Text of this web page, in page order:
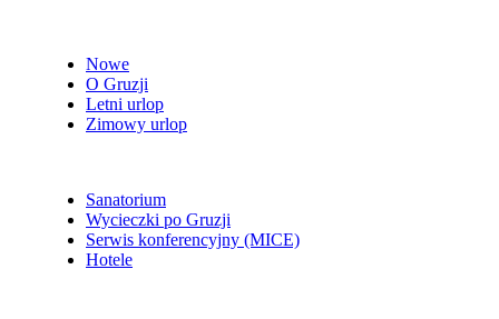
Nowe
O Gruzji
Letni urlop
Zimowy urlop
Sanatorium
Wycieczki po Gruzji
Serwis konferencyjny (MICE)
Hotele